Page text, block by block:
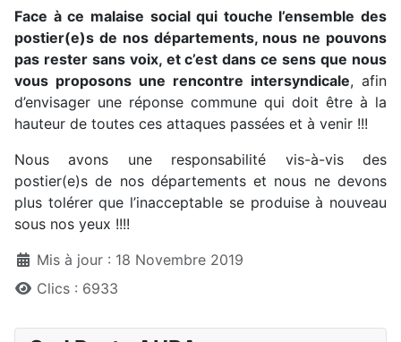
Face à ce malaise social qui touche l’ensemble des
postier(e)s de nos départements, nous ne pouvons
pas rester sans voix, et c’est dans ce sens que nous
vous proposons une rencontre intersyndicale, afin
d’envisager une réponse commune qui doit être à la
hauteur de toutes ces attaques passées et à venir !!!
Nous avons une responsabilité vis-à-vis des
postier(e)s de nos départements et nous ne devons
plus tolérer que l’inacceptable se produise à nouveau
sous nos yeux !!!!
DétailsMis à jour : 18 Novembre 2019
Clics : 6933